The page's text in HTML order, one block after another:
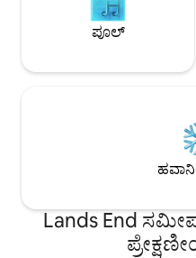
ಪೂಲ್
Lands End